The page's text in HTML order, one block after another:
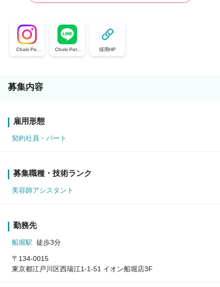
Choki Pet
a・Peta Pet
Choki Peta
採用情報
採用HP
募集内容
雇用形態
契約社員・パート
募集職種・技術ランク
美容師アシスタント
勤務先
船堀駅 徒歩3分
〒134-0015
東京都江戸川区西瑞江1-1-51 イオン船堀店3F